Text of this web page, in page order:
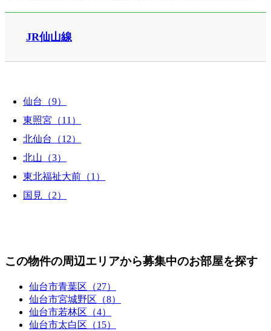
JR仙山線
仙台（9）
東照宮（11）
北仙台（12）
北山（3）
東北福祉大前（1）
国見（2）
この物件の周辺エリアから募集中のお部屋を探す
仙台市青葉区（27）
仙台市宮城野区（8）
仙台市若林区（4）
仙台市太白区（15）